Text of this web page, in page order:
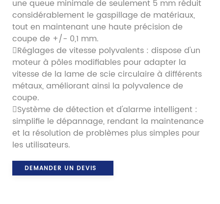
une queue minimale de seulement 5 mm réduit
considérablement le gaspillage de matériaux,
tout en maintenant une haute précision de
coupe de +/- 0,1 mm.
Réglages de vitesse polyvalents : dispose d'un
moteur à pôles modifiables pour adapter la
vitesse de la lame de scie circulaire à différents
métaux, améliorant ainsi la polyvalence de
coupe.
Système de détection et d'alarme intelligent :
simplifie le dépannage, rendant la maintenance
et la résolution de problèmes plus simples pour
les utilisateurs.
DEMANDER UN DEVIS